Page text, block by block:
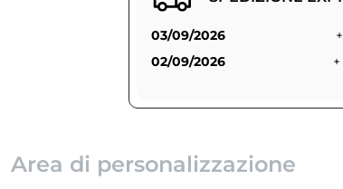
03/09/2026
02/09/2026
Area di personalizzazione